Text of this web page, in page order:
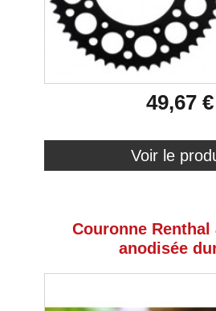
49,67 €
Voir le
Couronne Renthal
anodisée